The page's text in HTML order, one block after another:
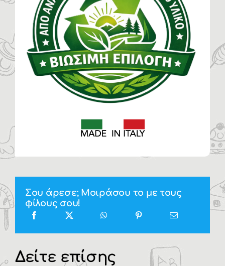
Σου άρεσε; Μοιράσου το με τους
φίλους σου!
Δείτε επίσης